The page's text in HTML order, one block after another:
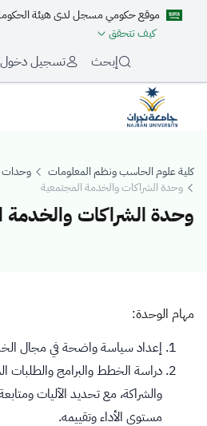
موقع حكومي مسجل لدى هيئة الحكومة
كيف تتحقق
إبحث تسجيل دخول
كلية علوم الحاسب ونظم المعلومات
وحدات
وحدة الشراكات والخدمة المجتمعية
وحدة الشراكات والخدمة
وحدة
مهام الوحدة:
إعداد سياسة واضحة في مجال
دراسة الخطط والبرامج والطلبات
والشراكة، مع تحديد الآليات
مستوى الأداء وتقييمه.